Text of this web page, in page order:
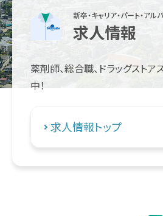
新卒・キャリア・パート・アル
求人情報
薬剤師、総合職、ドラッグスト
中！
求人情報トップ